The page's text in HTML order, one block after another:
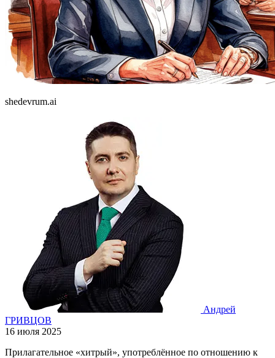
shedevrum.ai
Андрей
ГРИВЦОВ
16 июля 2025
Прилагательное «хитрый», употреблённое по отношению к